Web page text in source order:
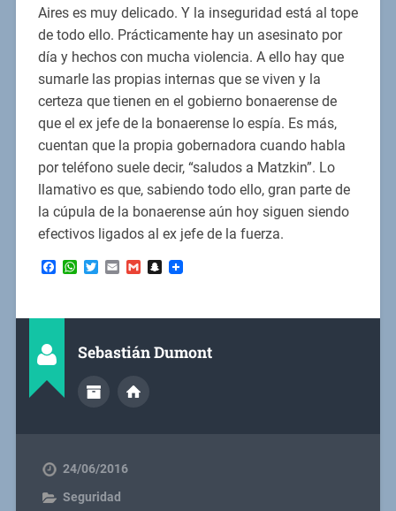
Aires es muy delicado. Y la inseguridad está al tope
de todo ello. Prácticamente hay un asesinato por
día y hechos con mucha violencia. A ello hay que
sumarle las propias internas que se viven y la
certeza que tienen en el gobierno bonaerense de
que el ex jefe de la bonaerense lo espía. Es más,
cuentan que la propia gobernadora cuando habla
por teléfono suele decir, “saludos a Matzkin”. Lo
llamativo es que, sabiendo todo ello, gran parte de
la cúpula de la bonaerense aún hoy siguen siendo
efectivos ligados al ex jefe de la fuerza.
Facebook
WhatsApp
Twitter
EmailGmailSnapchat
Sebastián Dumont
24/06/2016
Seguridad